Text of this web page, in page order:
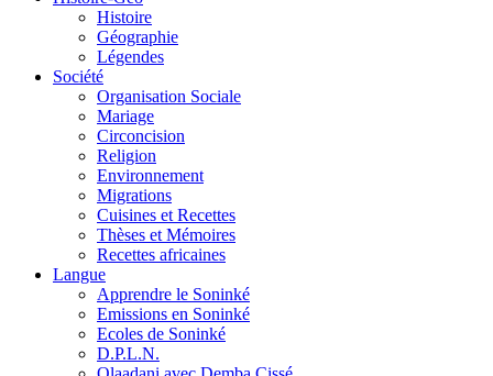
Histoire
Géographie
Légendes
Société
Organisation Sociale
Mariage
Circoncision
Religion
Environnement
Migrations
Cuisines et Recettes
Thèses et Mémoires
Recettes africaines
Langue
Apprendre le Soninké
Emissions en Soninké
Ecoles de Soninké
D.P.L.N.